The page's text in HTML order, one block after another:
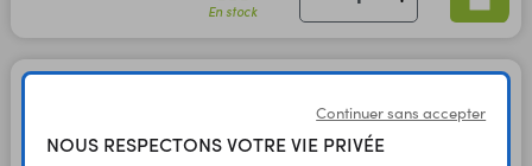
En stock
Code : 39196
Continuer sans accepter
NOUS RESPECTONS VOTRE VIE PRIVÉE